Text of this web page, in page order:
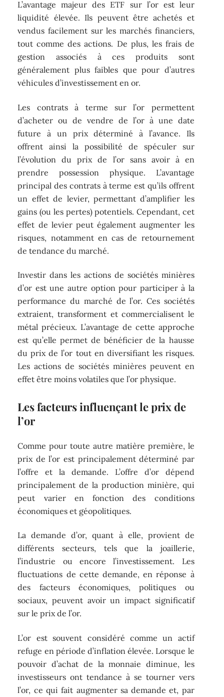
L’avantage majeur des ETF sur l’or est leur
liquidité élevée. Ils peuvent être achetés et
vendus facilement sur les marchés financiers,
tout comme des actions. De plus, les frais de
gestion associés à ces produits sont
généralement plus faibles que pour d’autres
véhicules d’investissement en or.
Les contrats à terme sur l’or permettent
d’acheter ou de vendre de l’or à une date
future à un prix déterminé à l’avance. Ils
offrent ainsi la possibilité de spéculer sur
l’évolution du prix de l’or sans avoir à en
prendre possession physique. L’avantage
principal des contrats à terme est qu’ils offrent
un effet de levier, permettant d’amplifier les
gains (ou les pertes) potentiels. Cependant, cet
effet de levier peut également augmenter les
risques, notamment en cas de retournement
de tendance du marché.
Investir dans les actions de sociétés minières
d’or est une autre option pour participer à la
performance du marché de l’or. Ces sociétés
extraient, transforment et commercialisent le
métal précieux. L’avantage de cette approche
est qu’elle permet de bénéficier de la hausse
du prix de l’or tout en diversifiant les risques.
Les actions de sociétés minières peuvent en
effet être moins volatiles que l’or physique.
Les facteurs influençant le prix de
l’or
Comme pour toute autre matière première, le
prix de l’or est principalement déterminé par
l’offre et la demande. L’offre d’or dépend
principalement de la production minière, qui
peut varier en fonction des conditions
économiques et géopolitiques.
La demande d’or, quant à elle, provient de
différents secteurs, tels que la joaillerie,
l’industrie ou encore l’investissement. Les
fluctuations de cette demande, en réponse à
des facteurs économiques, politiques ou
sociaux, peuvent avoir un impact significatif
sur le prix de l’or.
L’or est souvent considéré comme un actif
refuge en période d’inflation élevée. Lorsque le
pouvoir d’achat de la monnaie diminue, les
investisseurs ont tendance à se tourner vers
l’or, ce qui fait augmenter sa demande et, par